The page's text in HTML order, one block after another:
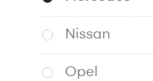
Nissan
Opel